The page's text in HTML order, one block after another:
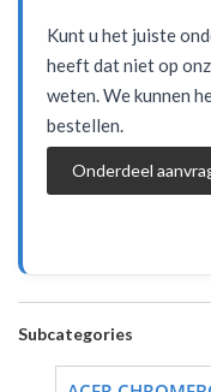
Kunt u het juiste
heeft dat niet op
weten. We kunnen
bestellen.
Onderdeel
Subcategories